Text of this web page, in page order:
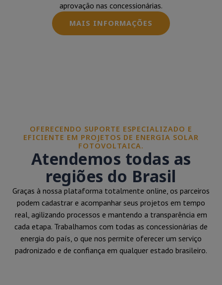
aprovação nas concessionárias.
MAIS INFORMAÇÕES
OFERECENDO SUPORTE ESPECIALIZADO E
EFICIENTE EM PROJETOS DE ENERGIA SOLAR
FOTOVOLTAICA.
Atendemos todas as
regiões do Brasil
Graças à nossa plataforma totalmente online, os parceiros
podem cadastrar e acompanhar seus projetos em tempo
real, agilizando processos e mantendo a transparência em
cada etapa. Trabalhamos com todas as concessionárias de
energia do país, o que nos permite oferecer um serviço
padronizado e de confiança em qualquer estado brasileiro.